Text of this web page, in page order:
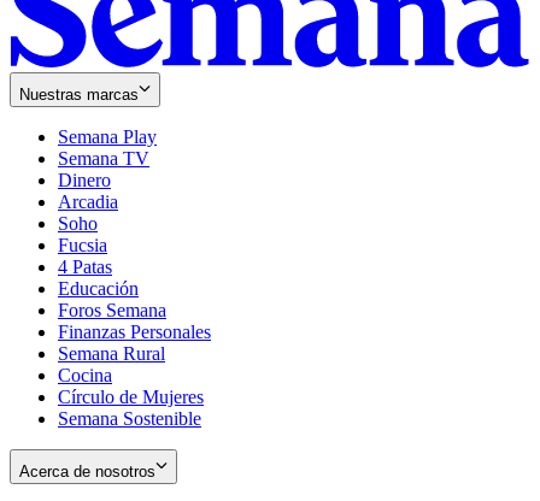
Nuestras marcas
Semana Play
Semana TV
Dinero
Arcadia
Soho
in
new
window
Fucsia
in
new
window
4 Patas
Educación
Foros Semana
Finanzas Personales
Semana Rural
Cocina
Círculo de Mujeres
Semana Sostenible
Acerca de nosotros